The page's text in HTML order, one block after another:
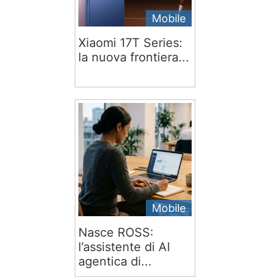
Mobile
Xiaomi 17T Series:
la nuova frontiera...
Mobile
Nasce ROSS:
l’assistente di AI
agentica di...